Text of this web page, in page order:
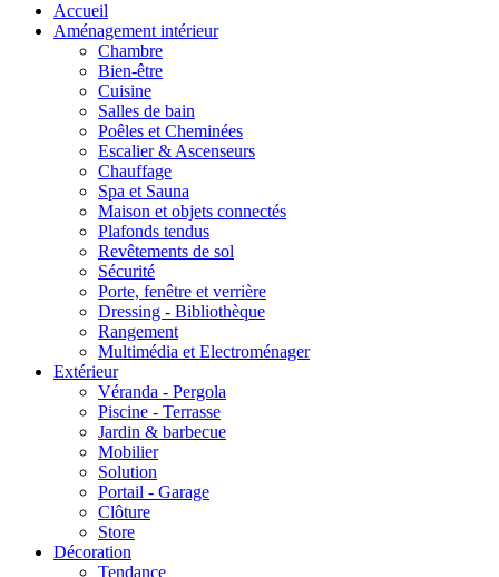
Accueil
Aménagement intérieur
Chambre
Bien-être
Cuisine
Salles de bain
Poêles et Cheminées
Escalier & Ascenseurs
Chauffage
Spa et Sauna
Maison et objets connectés
Plafonds tendus
Revêtements de sol
Sécurité
Porte, fenêtre et verrière
Dressing - Bibliothèque
Rangement
Multimédia et Electroménager
Extérieur
Véranda - Pergola
Piscine - Terrasse
Jardin & barbecue
Mobilier
Solution
Portail - Garage
Clôture
Store
Décoration
Tendance